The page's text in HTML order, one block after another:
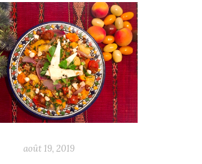
août 19, 2019